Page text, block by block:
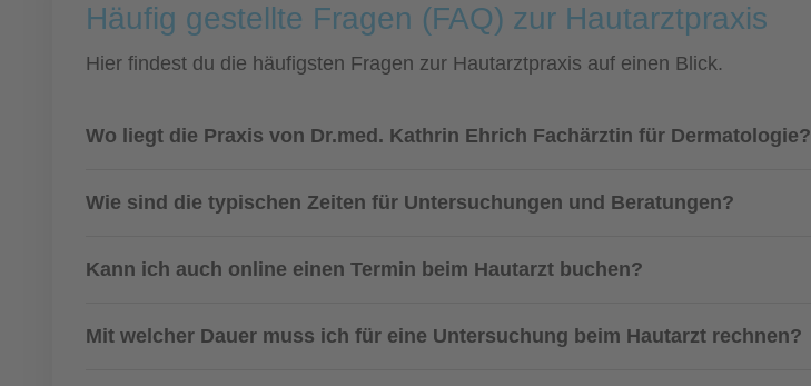
Häufig gestellte Fragen (FAQ) zur Hautarztpraxis
Hier findest du die häufigsten Fragen zur Hautarztpraxis auf einen Blick.
Wo liegt die Praxis von Dr.med. Kathrin Ehrich Fachärztin für Dermatologie?
Wie sind die typischen Zeiten für Untersuchungen und Beratungen?
Kann ich auch online einen Termin beim Hautarzt buchen?
Mit welcher Dauer muss ich für eine Untersuchung beim Hautarzt rechnen?